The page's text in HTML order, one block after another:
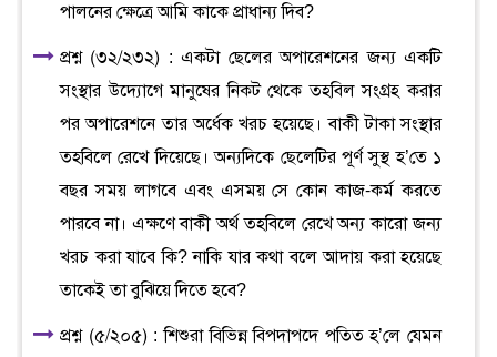
পালনের ক্ষেত্রে আমি কাকে প্রাধান্য দিব?
প্রশ্ন (৩২/২৩২) : একটা ছেলের অপারেশনের জন্য একটি
সংস্থার উদ্যোগে মানুষের নিকট থেকে তহবিল সংগ্রহ করার
পর অপারেশনে তার অর্ধেক খরচ হয়েছে। বাকী টাকা সংস্থার
তহবিলে রেখে দিয়েছে। অন্যদিকে ছেলেটির পূর্ণ সুস্থ হ’তে ১
বছর সময় লাগবে এবং এসময় সে কোন কাজ-কর্ম করতে
পারবে না। এক্ষণে বাকী অর্থ তহবিলে রেখে অন্য কারো জন্য
খরচ করা যাবে কি? নাকি যার কথা বলে আদায় করা হয়েছে
তাকেই তা বুঝিয়ে দিতে হবে?
প্রশ্ন (৫/২০৫) : শিশুরা বিভিন্ন বিপদাপদে পতিত হ’লে যেমন